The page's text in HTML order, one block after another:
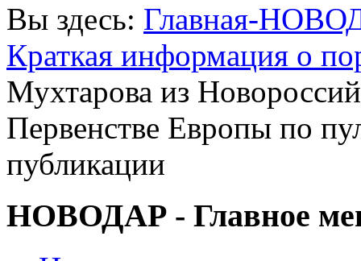
Вы здесь: Главная-
Краткая информация о
Мухтарова из
Первенстве Европы по
публикации
НОВОДАР - Главное